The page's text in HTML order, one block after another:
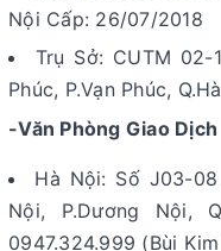
Nội Cấp: 26/07/2018
Trụ Sở: CUTM
Phúc, P.Vạn Phúc,
-Văn Phòng Giao Dịch
Hà Nội: Số J03-
Nội, P.Dương Nội,
0947.324.999 (Bùi